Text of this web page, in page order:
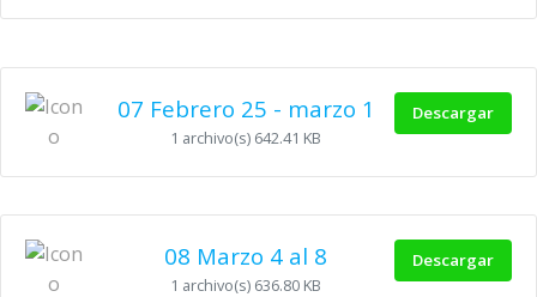
07 Febrero 25 - marzo 1
1 archivo(s) 642.41 KB
Descargar
08 Marzo 4 al 8
1 archivo(s) 636.80 KB
Descargar